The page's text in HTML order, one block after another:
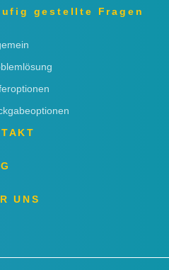
gestellte Fragen
UNS